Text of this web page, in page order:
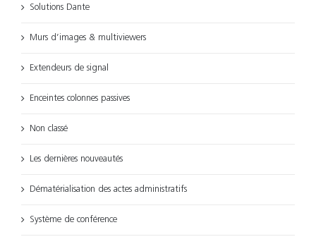
Solutions Dante
Murs d’images & multiviewers
Extendeurs de signal
Enceintes colonnes passives
Non classé
Les dernières nouveautés
Dématérialisation des actes administratifs
Système de conférence